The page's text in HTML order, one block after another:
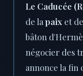
Le Caducée
de la paix et
bâton
négocier des
annonce la fin